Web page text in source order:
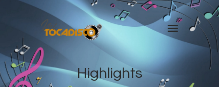
Highlights
Inicio
Radio Shows